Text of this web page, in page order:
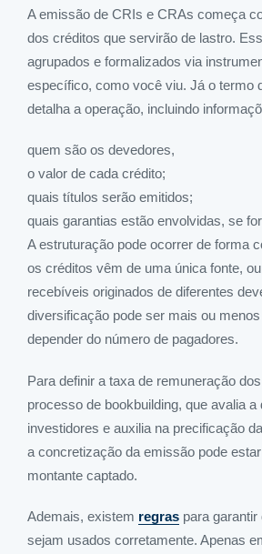
A emissão de CRIs e CRAs começa
dos créditos que servirão de lastro.
agrupados e formalizados via
específico, como você viu. Já o termo
detalha a operação, incluindo
quem são os devedores,
o valor de cada crédito;
quais títulos serão emitidos;
quais garantias estão envolvidas, se
A estruturação pode ocorrer de forma
os créditos vêm de uma única fonte,
recebíveis originados de diferentes
diversificação pode ser mais ou
depender do número de pagadores.
Para definir a taxa de remuneração
processo de bookbuilding, que avalia a
investidores e auxilia na precificação
a concretização da emissão pode
montante captado.
Ademais, existem regras para
sejam usados corretamente. Apenas